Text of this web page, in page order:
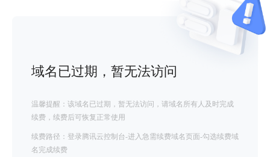
域名已过期，暂无法访问
温馨提醒：该域名已过期，暂无法访问，请域名所有人及时完成
续费，续费后可恢复正常使用
续费路径：登录腾讯云控制台-进入急需续费域名页面-勾选续费域
名完成续费